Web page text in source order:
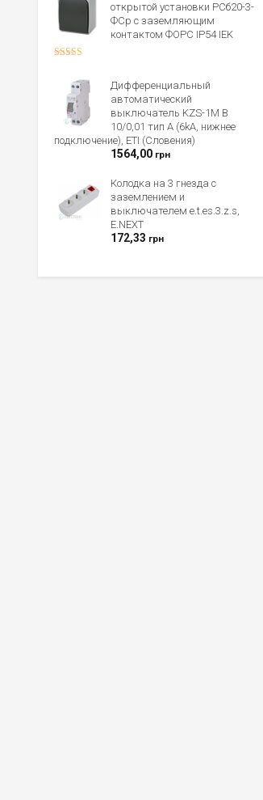
открытой установки РСб20-3-
ФСр с заземляющим
контактом ФОРС IP54 IEK
Дифференциальный
автоматический
выключатель KZS-1M B
10/0,01 тип A (6kA, нижнее
подключение), ETI (Словения)
1564,00 грн
Колодка на 3 гнезда с
заземлением и
выключателем e.t.es.3.z.s,
E.NEXT
172,33 грн